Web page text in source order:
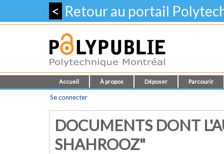
< Retour au portail
Accueil À propos Déposer Parcourir
Se connecter
DOCUMENTS DONT
SHAHROOZ"